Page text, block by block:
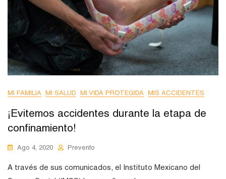
MI FAMILIA MI SALUD MI VIDA PROTEGIDA MIS ACCIDENTES
¡Evitemos accidentes durante la etapa de
confinamiento!
Ago 4, 2020 Prevento
A través de sus comunicados, el Instituto Mexicano del